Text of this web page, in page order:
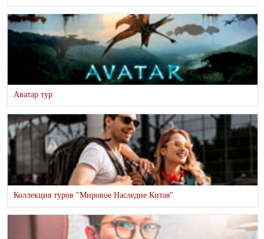
Аватар тур
Коллекция туров "Мировое Наследие Китая"